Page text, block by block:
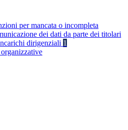
per mancata o incompleta
dei dati da parte dei titolari
dirigenziali 1